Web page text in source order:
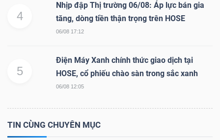
4
Nhịp đập Thị trường 06/08: Áp lực bán gia
tăng, dòng tiền thận trọng trên HOSE
06/08 17:12
5
Điện Máy Xanh chính thức giao dịch tại
HOSE, cổ phiếu chào sàn trong sắc xanh
06/08 12:05
TIN CÙNG CHUYÊN MỤC